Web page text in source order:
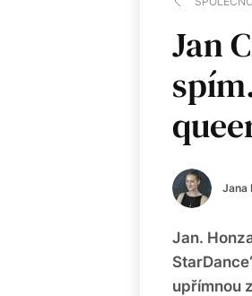
Jan
Jana
Jan.
upřímnou